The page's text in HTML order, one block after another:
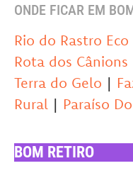
ONDE FICAR EM
Rio do Rastro
Rota dos Cânions
Terra do Gelo |
Rural | Paraíso
BOM RETIRO